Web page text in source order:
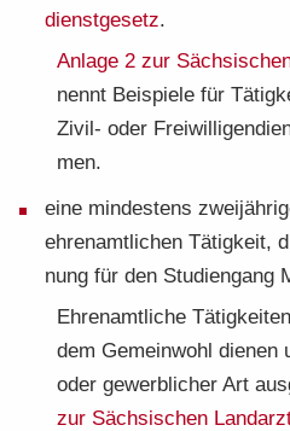
dienst­ge­setz.
An­la­ge 2 zur
nennt Bei­spie­le für
Zivil-​ oder
men.
eine min­des­tens
eh­ren­amt­li­chen Tä­tig­keit,
nung für den Stu­di­en­gang
Eh­ren­amt­li­che
dem Ge­mein­wohl die­nen
oder ge­werb­li­cher Art
zur Säch­si­schen